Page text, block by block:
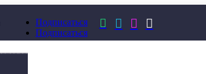
Подписаться
Подписаться
   